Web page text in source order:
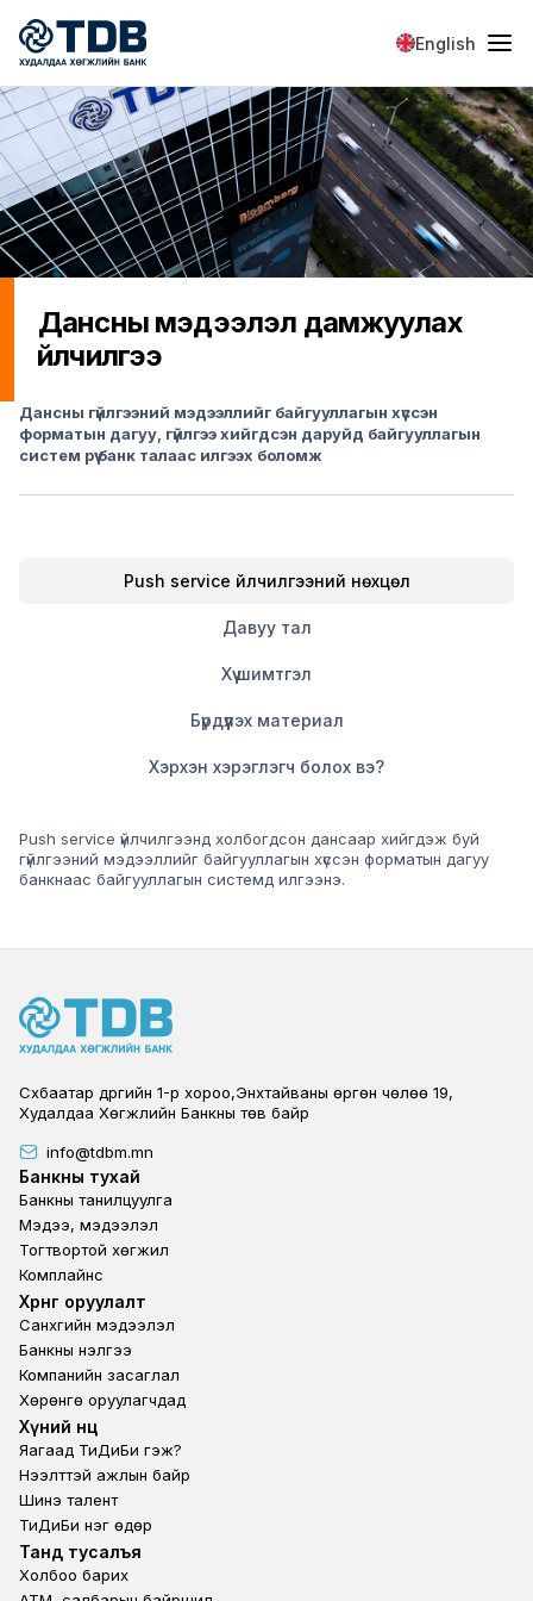
Skip to main content
English
Дансны мэдээлэл дамжуулах
үйлчилгээ
Дансны гүйлгээний мэдээллийг байгууллагын хүссэн
форматын дагуу, гүйлгээ хийгдсэн даруйд байгууллагын
систем рүү банк талаас илгээх боломж
Push service үйлчилгээний нөхцөл
Давуу тал
Хүү шимтгэл
Бүрдүүлэх материал
Хэрхэн хэрэглэгч болох вэ?
Push service үйлчилгээнд холбогдсон дансаар хийгдэж буй
гүйлгээний мэдээллийг байгууллагын хүссэн форматын дагуу
банкнаас байгууллагын системд илгээнэ.
Сүхбаатар дүүргийн 1-р хороо,Энхтайваны өргөн чөлөө 19,
Худалдаа Хөгжлийн Банкны төв байр
info@tdbm.mn
Footer
Банкны тухай
Банкны танилцуулга
Мэдээ, мэдээлэл
Тогтвортой хөгжил
Комплайнс
Footer third
Хөрөнгө оруулалт
Санхүүгийн мэдээлэл
Банкны үнэлгээ
Компанийн засаглал
Хөрөнгө оруулагчдад
Footer second
Хүний нөөц
Яагаад ТиДиБи гэж?
Нээлттэй ажлын байр
Шинэ талент
ТиДиБи нэг өдөр
Footer fourth
Танд тусалъя
Холбоо барих